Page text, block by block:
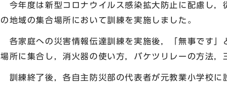
今年度は新型コロナウイルス感染拡大防止に配慮し，
の地域の集合場所において訓練を実施しました。
各家庭への災害情報伝達訓練を実施後，「無事です」
場所に集合し，消火器の使い方，バケツリレーの方法
訓練終了後，各自主防災部の代表者が元教業小学校に